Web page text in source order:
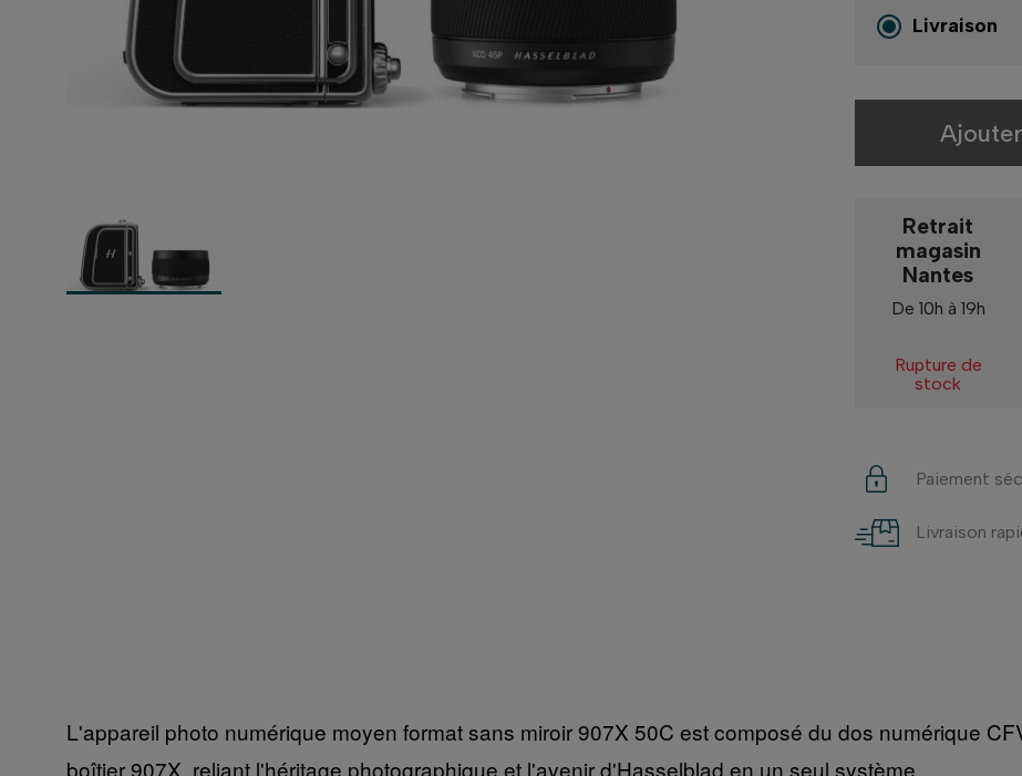
Livraison
Retrait
magasin
Nantes
De 10h à 19h
Rupture de
stock
Paiement
Livraison
L'appareil photo numérique moyen format sans miroir 907X 50C est composé du dos numérique
boîtier 907X, reliant l'héritage photographique et l'avenir d'Hasselblad en un seul système.